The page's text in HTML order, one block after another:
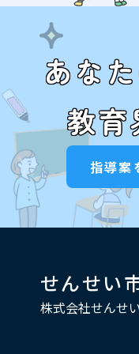
あな
教育
指導案
せんせい
株式会社せんせ